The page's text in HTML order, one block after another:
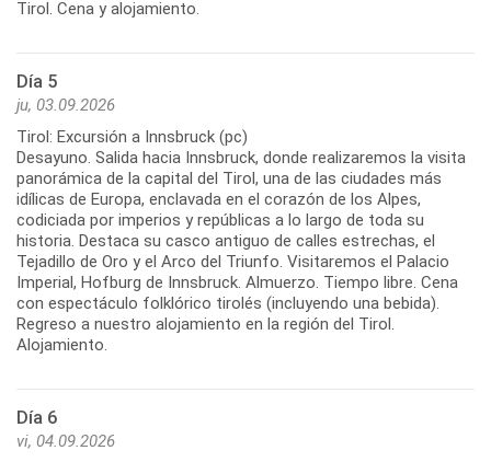
Día 5
ju, 03.09.2026
Tirol: Excursión a Innsbruck (pc)
Desayuno. Salida hacia Innsbruck, donde realizaremos la visita
panorámica de la capital del Tirol, una de las ciudades más
idílicas de Europa, enclavada en el corazón de los Alpes,
codiciada por imperios y repúblicas a lo largo de toda su
historia. Destaca su casco antiguo de calles estrechas, el
Tejadillo de Oro y el Arco del Triunfo. Visitaremos el Palacio
Imperial, Hofburg de Innsbruck. Almuerzo. Tiempo libre. Cena
con espectáculo folklórico tirolés (incluyendo una bebida).
Regreso a nuestro alojamiento en la región del Tirol.
Día 6
vi, 04.09.2026